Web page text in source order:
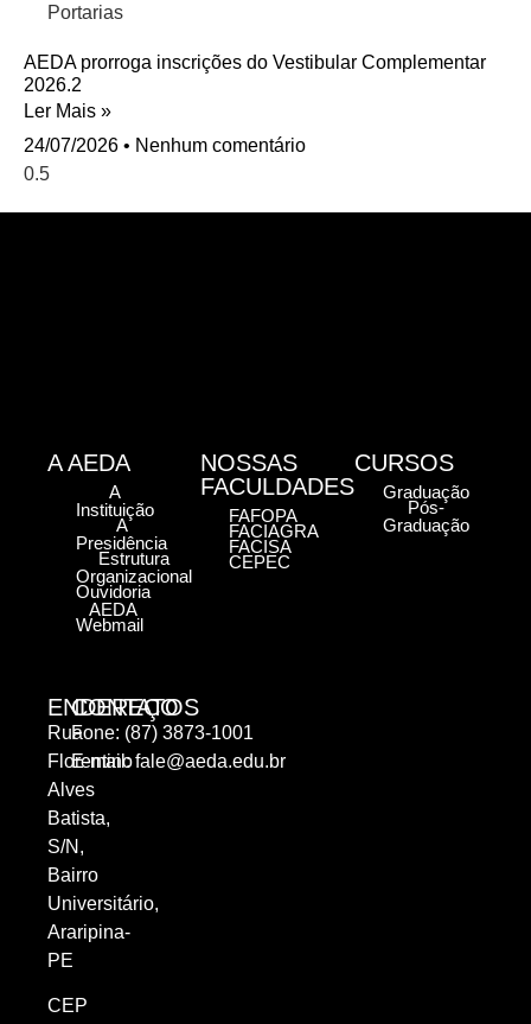
Portarias
AEDA prorroga inscrições do Vestibular Complementar
2026.2
Ler Mais »
24/07/2026
Nenhum comentário
ENDEREÇO
Rua
Florentino
Alves
Batista,
S/N,
Bairro
Universitário,
Araripina-
PE
CEP
CONTATOS
Fone: (87) 3873-1001
E-mail:fale@aeda.edu.br
A AEDA
A
Instituição
A
Presidência
Estrutura
Organizacional
Ouvidoria
AEDA
Webmail
NOSSAS
FACULDADES
FAFOPA
FACIAGRA
FACISA
CEPEC
CURSOS
Graduação
Pós-
Graduação